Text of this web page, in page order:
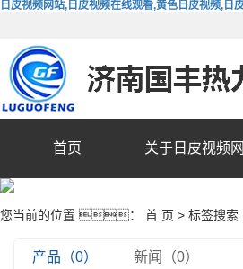
日皮视频网站,日皮视频在线观看,黄色日皮视频,日
首页 关于日皮视频
您当前的位置 ： 首 页 > 标签搜索
产品（0） 新闻（0）